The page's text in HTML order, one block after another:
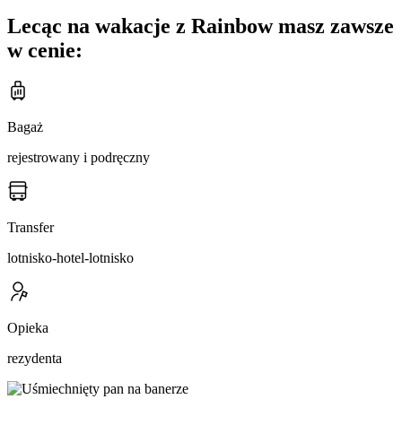
Lecąc na wakacje z Rainbow masz zawsze
w cenie:
Bagaż
rejestrowany i podręczny
Transfer
lotnisko-hotel-lotnisko
Opieka
rezydenta